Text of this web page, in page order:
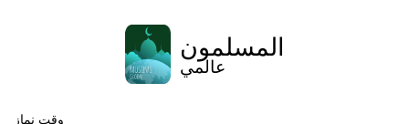
المسلمون
عالمي
وقت نماز